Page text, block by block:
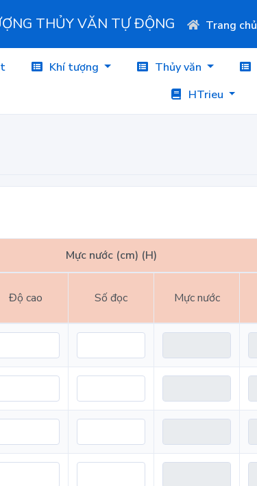
THỦY VĂN TỰ ĐỘNG Trang chủ
Khí tượng Thủy văn
HTrieu
Mực nước (cm) (H)
Độ cao Số đọc Mực nước